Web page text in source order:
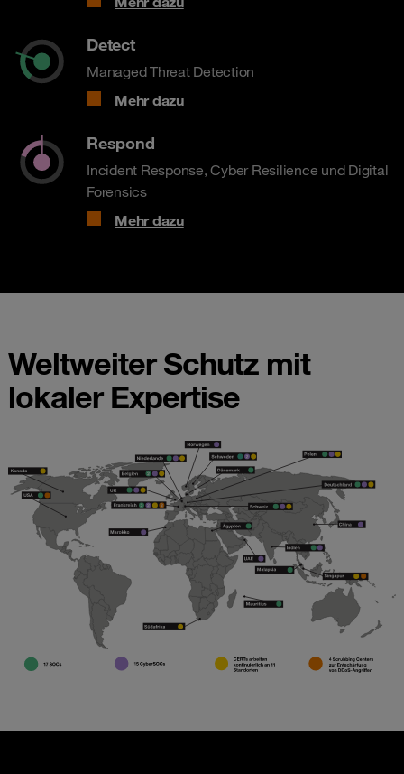
Detect
Managed Threat Detection
Mehr dazu
Respond
Incident Response, Cyber Resilience und Digital
Forensics
Mehr dazu
Weltweiter Schutz mit
lokaler Expertise